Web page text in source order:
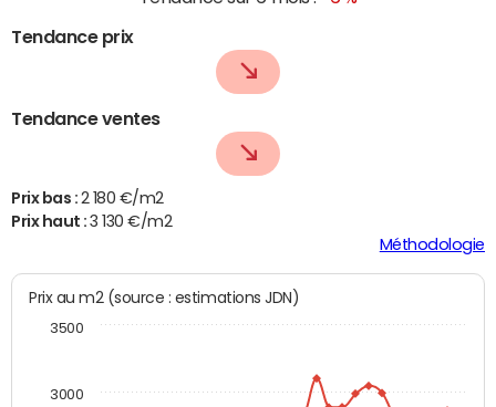
Tendance prix
Tendance ventes
Prix bas : 2 180 €/m2
Prix haut :3 130 €/m2
Méthodologie
Prix au m2 (source : estimations JDN)
3000
3500